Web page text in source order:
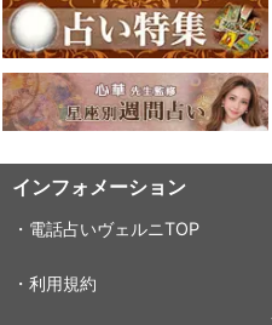
インフォメーション
・電話占いヴェルニTOP
・利用規約